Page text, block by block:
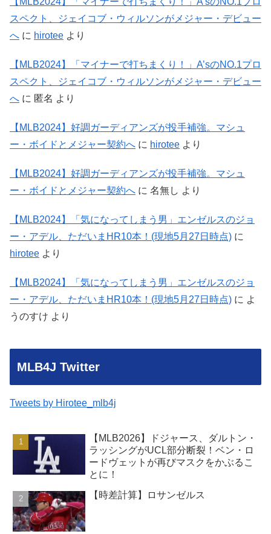
スペクト、ジェイコブ・ウィルソンがメジャー・デビュー
へ に hirotee より
【MLB2024】「マイナーで打ちまくり！」A’sのNO.1プロ
スペクト、ジェイコブ・ウィルソンがメジャー・デビュー
へ に 匿名 より
【MLB2024】好調ガーディアンズが投手補強。マシュ
ー・ボイドとメジャー契約へ に hirotee より
【MLB2024】好調ガーディアンズが投手補強。マシュ
ー・ボイドとメジャー契約へ に 名無し より
【MLB2024】「気になってしまう男」エンゼルスのジョ
ー・アデル、ただいまHR10本！(現地5月27日時点) に
hirotee より
【MLB2024】「気になってしまう男」エンゼルスのジョ
ー・アデル、ただいまHR10本！(現地5月27日時点) に よ
うのすけ より
MLB4J Twitter
Tweets by Hirotee_mlb4j
【MLB2026】ドジャース、ダルトン・
ラッシングがUCL部分断裂！ベン・ロ
ードヴェットが再びマスクをかぶるこ
とに！
【時差計算】ロサンゼルス